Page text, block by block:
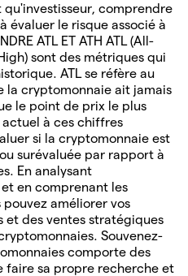
comprendre
évaluer le risque associé à
ATL ET ATH ATL (All-
sont des métriques qui
ATL se réfère au
la cryptomonnaie ait jamais
le point de prix le plus
à ces chiffres
si la cryptomonnaie est
surévaluée par rapport à
En analysant
en comprenant les
améliorer vos
et des ventes stratégiques
Souvenez-
comporte des
faire sa propre recherche et